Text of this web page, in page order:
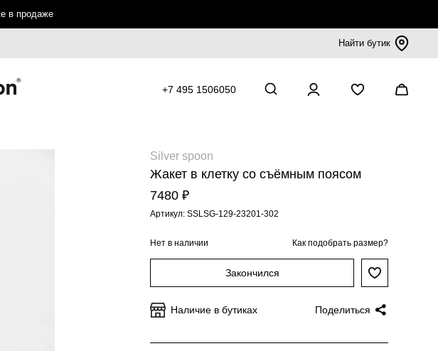
в продаже
Найти бутик
+7 495 1506050
Silver spoon
Жакет в клетку со съёмным поясом
7480 ₽
Артикул: SSLSG-129-23201-302
Нет в наличии Как подобрать размер?
Закончился
Наличие в бутиках Поделиться